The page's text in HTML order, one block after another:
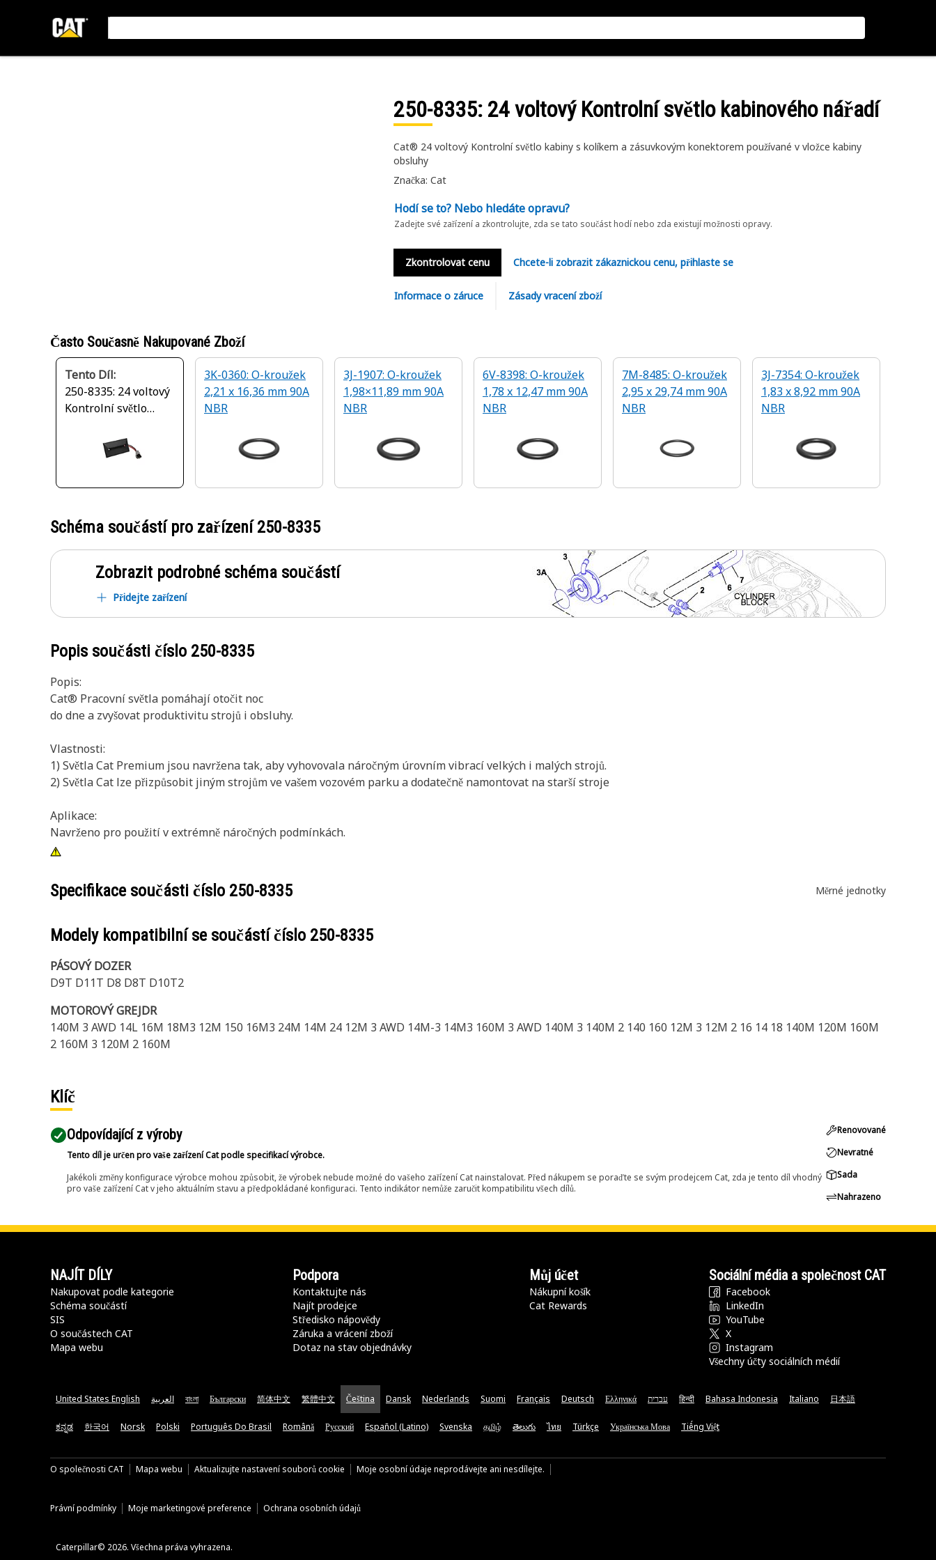
250-8335: 24 voltový Kontrolní světlo kabinového nářadí
Cat® 24 voltový Kontrolní světlo kabiny s kolíkem a zásuvkovým konektorem používané v vložce kabiny
obsluhy
Značka: Cat
Hodí se to? Nebo hledáte opravu?
Zadejte své zařízení a zkontrolujte, zda se tato součást hodí nebo zda existují možnosti opravy.
Zkontrolovat cenu Chcete-li zobrazit zákaznickou cenu, přihlaste se
Informace o záruce Zásady vracení zboží
Často Současně Nakupované Zboží
Tento Díl:
250-8335: 24 voltový
Kontrolní světlo
3K-0360: O-kroužek
2,21 x 16,36 mm 90A
NBR
3J-1907: O-kroužek
1,98×11,89 mm 90A
NBR
6V-8398: O-kroužek
1,78 x 12,47 mm 90A
NBR
7M-8485: O-kroužek
2,95 x 29,74 mm 90A
NBR
3J-7354: O-kroužek
1,83 x 8,92 mm 90A
NBR
Schéma součástí pro zařízení250-8335
Zobrazit podrobné schéma součástí
Přidejte zařízení
Popis součásti číslo 250-8335
Popis:
Cat® Pracovní světla pomáhají otočit noc
do dne a zvyšovat produktivitu strojů i obsluhy.
Vlastnosti:
1) Světla Cat Premium jsou navržena tak, aby vyhovovala náročným úrovním vibrací velkých i malých strojů.
2) Světla Cat lze přizpůsobit jiným strojům ve vašem vozovém parku a dodatečně namontovat na starší stroje
Aplikace:
Navrženo pro použití v extrémně náročných podmínkách.
Specifikace součásti číslo 250-8335 Měrné jednotky
Modely kompatibilní se součástí číslo 250-8335
PÁSOVÝ DOZER
D9T D11T D8 D8T D10T2
MOTOROVÝ GREJDR
140M 3 AWD 14L 16M 18M3 12M 150 16M3 24M 14M 24 12M 3 AWD 14M-3 14M3 160M 3 AWD 140M 3 140M 2 140 160 12M 3 12M 2 16 14 18 140M 120M 160M
2 160M 3 120M 2 160M
Klíč
Odpovídající z výroby
Tento díl je určen pro vaše zařízení Cat podle specifikací výrobce.
Jakékoli změny konfigurace výrobce mohou způsobit, že výrobek nebude možné do vašeho zařízení Cat nainstalovat. Před nákupem se poraďte se svým prodejcem Cat, zda je tento díl vhodný
pro vaše zařízení Cat v jeho aktuálním stavu a předpokládané konfiguraci. Tento indikátor nemůže zaručit kompatibilitu všech dílů.
Renovované
Nevratné
Sada
Nahrazeno
NAJÍT DÍLY
Nakupovat podle kategorie
Schéma součástí
SIS
O součástech CAT
Mapa webu
Podpora
Kontaktujte nás
Najít prodejce
Středisko nápovědy
Záruka a vrácení zboží
Dotaz na stav objednávky
Můj účet
Nákupní košík
Cat Rewards
Sociální média a společnost CAT
Facebook
LinkedIn
YouTube
X
Instagram
Všechny účty sociálních médií
United States English العربية বাংলা Български 简体中文 繁體中文 Čeština Dansk Nederlands Suomi Français Deutsch Ελληνικά עברית हिन्दी Bahasa Indonesia Italiano 日本語
ಕನ್ನಡ 한국어 Norsk Polski Português Do Brasil Română Русский Español (Latino) Svenska தமிழ் తెలుగు ไทย Türkçe Українська Мова Tiếng Việt
O společnosti CAT Mapa webu Aktualizujte nastavení souborů cookie Moje osobní údaje neprodávejte ani nesdílejte.
Právní podmínky Moje marketingové preference Ochrana osobních údajů
Caterpillar© 2026. Všechna práva vyhrazena.